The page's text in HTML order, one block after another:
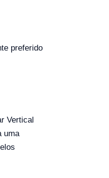
preferido
Vertical
uma